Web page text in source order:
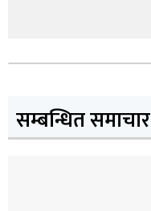
सम्बन्धित समाचार